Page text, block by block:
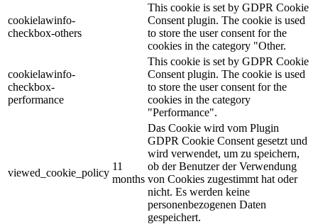
cookielawinfo-
checkbox-others
This cookie is set by GDPR Cookie
Consent plugin. The cookie is used
to store the user consent for the
cookies in the category "Other.
cookielawinfo-
checkbox-
performance
This cookie is set by GDPR Cookie
Consent plugin. The cookie is used
to store the user consent for the
cookies in the category
"Performance".
viewed_cookie_policy
11
months
Das Cookie wird vom Plugin
GDPR Cookie Consent gesetzt und
wird verwendet, um zu speichern,
ob der Benutzer der Verwendung
von Cookies zugestimmt hat oder
nicht. Es werden keine
personenbezogenen Daten
gespeichert.